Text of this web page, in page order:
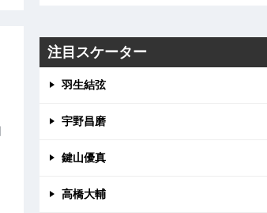
注目スケーター
羽生結弦
宇野昌磨
鍵山優真
高橋大輔